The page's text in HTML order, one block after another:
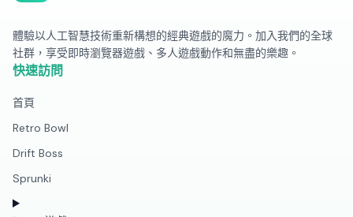
體驗以人工智慧技術重新構想的經典遊戲的魔力。加入我們的全球
社群，享受即時瀏覽器遊戲、多人遊戲動作和無盡的樂趣。
快速訪問
首頁
Retro Bowl
Drift Boss
Sprunki